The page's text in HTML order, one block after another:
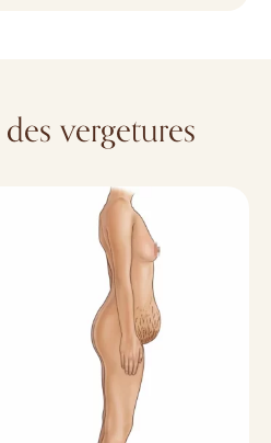
vergetures